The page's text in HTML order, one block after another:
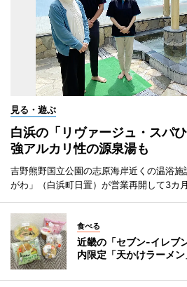
見る・遊ぶ
白浜の「リヴァージュ・スパ
強アルカリ性の源泉湯も
吉野熊野国立公園の志原海岸近くの温浴施
がわ」（白浜町日置）が営業再開して3カ
食べる
近畿の「セブン-イレブ
内限定「天かけラーメン